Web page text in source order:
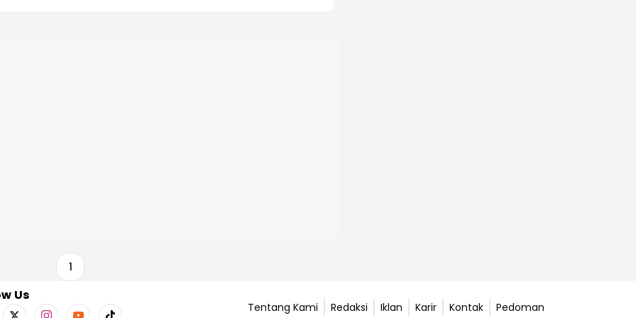
1
Us
Tentang Kami Redaksi Iklan Karir Kontak Pedoman